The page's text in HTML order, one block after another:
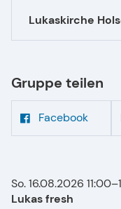
Lukaskirche
Gruppe teilen
Facebook
So. 16.08.2026
Lukas fresh